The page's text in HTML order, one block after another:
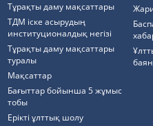
Тұрақты даму мақсаттары
ТДМ іске асырудың
институционалдық негізі
Тұрақты даму мақсаттары
туралы
Мақсаттар
Бағыттар бойынша 5 жұмыс
тобы
Ерікті ұлттық шолу